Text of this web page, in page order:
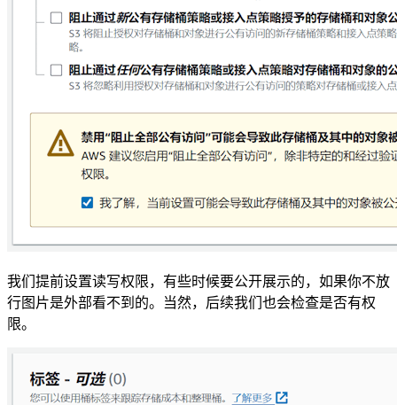
我们提前设置读写权限，有些时候要公开展示的，如果你不放
行图片是外部看不到的。当然，后续我们也会检查是否有权
限。